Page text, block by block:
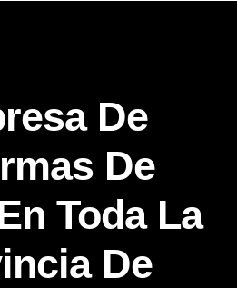
De
De
Toda La
De